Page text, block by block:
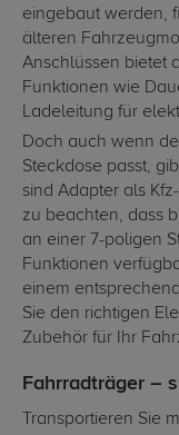
eingebaut werden,
älteren
Anschlüssen bietet
Funktionen wie
Ladeleitung für
Doch auch wenn
Steckdose passt,
sind Adapter als
zu beachten, dass
an einer 7-poligen
Funktionen
einem
Sie den richtigen
Zubehör für Ihr
Fahrradträger –
Transportieren Sie